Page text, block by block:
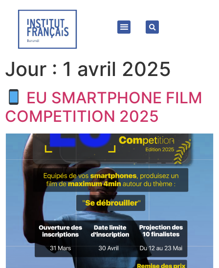
Jour : 1 avril 2025
EU SMARTPHONE FILM
COMPETITION 2025